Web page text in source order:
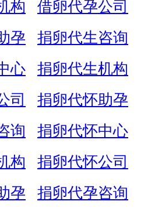
构
借卵代孕公司
孕
捐卵代生咨询
心
捐卵代生机构
司
捐卵代怀助孕
询
捐卵代怀中心
构
捐卵代怀公司
孕
捐卵代孕咨询